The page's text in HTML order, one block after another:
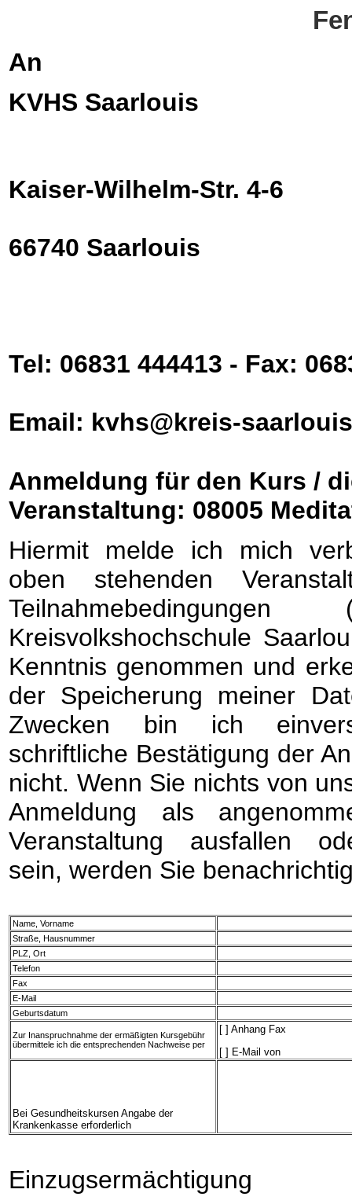
An
KVHS Saarlouis
Kaiser-Wilhelm-Str. 4-6
66740 Saarlouis
Tel: 06831 444413 - Fax:
Email: kvhs@kreis-
Anmeldung für den Kurs /
Veranstaltung: 08005
Hiermit melde ich mich
oben stehenden
Kreisvolkshochschule
Kenntnis genommen und
der Speicherung meiner
Zwecken bin ich
schriftliche Bestätigung der
nicht. Wenn Sie nichts von
Anmeldung als
Veranstaltung ausfallen
sein, werden Sie
Name, Vorname
Straße, Hausnummer
PLZ, Ort
Telefon
Fax
E-Mail
Geburtsdatum
Zur Inanspruchnahme der ermäßigten Kursgebühr
übermittele ich die entsprechenden Nachweise per
[ ] Anhang Fax
[ ] E-Mail von
Bei Gesundheitskursen Angabe der
Krankenkasse erforderlich
Einzugsermächtigung